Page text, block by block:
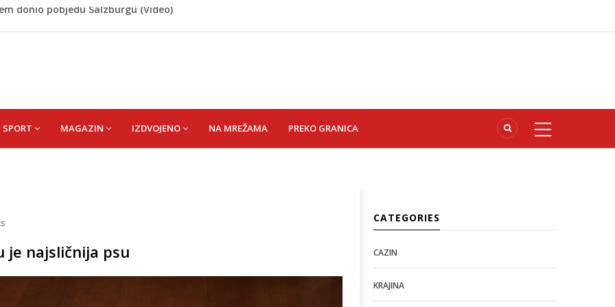
obilježena 31. godišnjica deblokade Unsko-sanskog
Vatrogasci nadljudskim naporima spriječili veću
donio pobjedu Salzburgu (Video)
SPORT MAGAZIN IZDVOJENO NA MREŽAMA PREKO GRANICA
je najsličnija psu
CATEGORIES
CAZIN
KRAJINA